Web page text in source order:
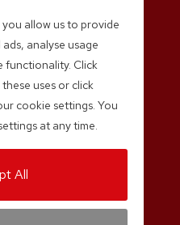
allow us to provide
analyse usage
functionality. Click
uses or click
cookie settings. You
at any time.
All